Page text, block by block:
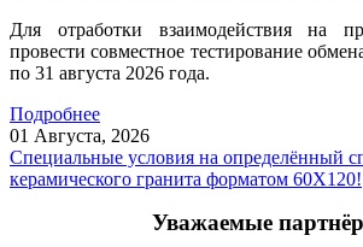
Для отработки взаимодействия на
провести совместное тестирование
по 31 августа 2026 года.
Подробнее
01 Августа, 2026
Специальные условия на определённый
керамического гранита форматом 60Х120!
Уважаемые